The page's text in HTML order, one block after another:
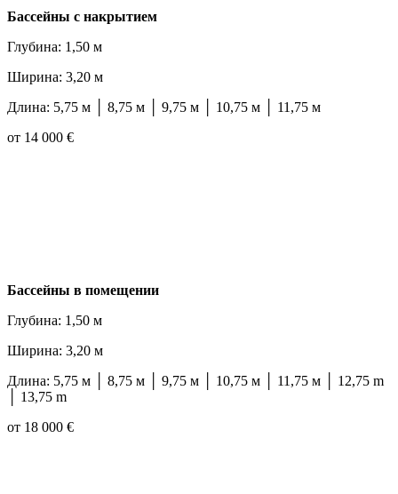
Бассейны с накрытием
Глубина: 1,50 м
Ширина: 3,20 м
Длина: 5,75 м │ 8,75 м │ 9,75 м │ 10,75 м │ 11,75 м
от 14 000 €
Бассейны в помещении
Глубина: 1,50 м
Ширина: 3,20 м
Длина: 5,75 м │ 8,75 м │ 9,75 м │ 10,75 м │ 11,75 м │ 12,75 m
│ 13,75 m
от 18 000 €